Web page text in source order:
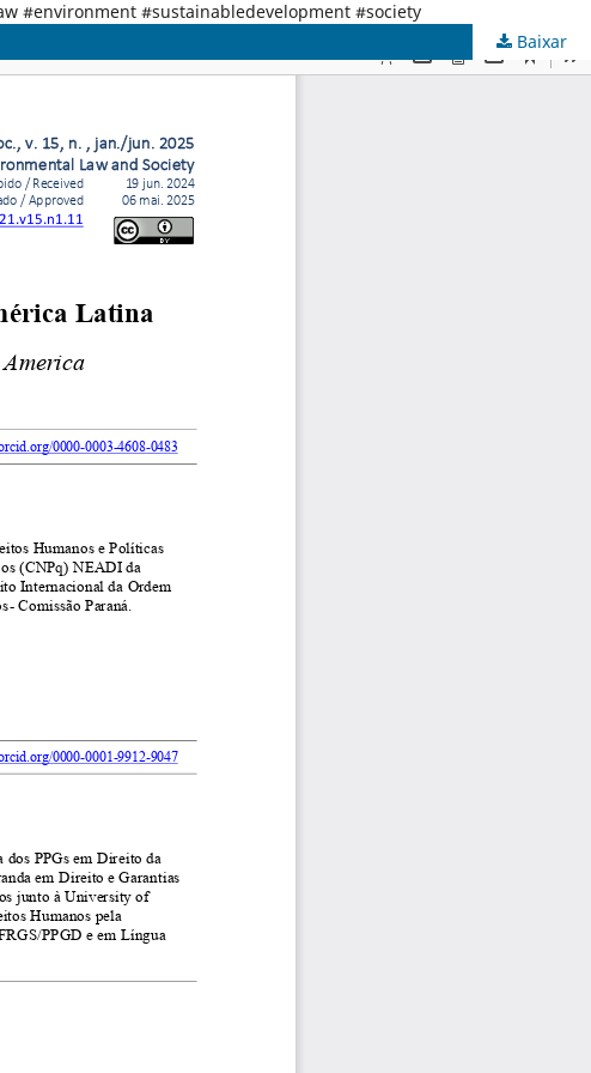
#environment #sustainabledevelopment #society
Baixar